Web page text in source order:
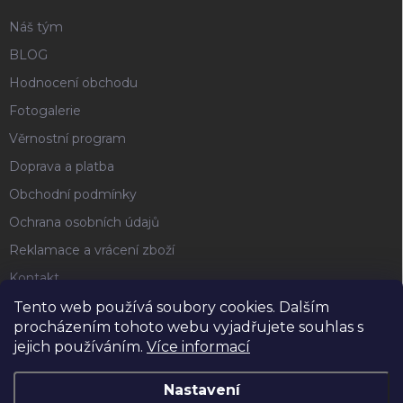
Tento web používá soubory cookies. Dalším
procházením tohoto webu vyjadřujete souhlas s
jejich používáním. Více informací
Nastavení
Náš tým
BLOG
Hodnocení obchodu
Fotogalerie
Věrnostní program
Doprava a platba
Obchodní podmínky
Ochrana osobních údajů
Reklamace a vrácení zboží
Kontakt
FACEBOOK